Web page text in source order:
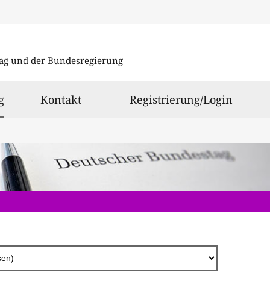
und der Bundesregierung
ausgewählt
Kontakt Registrierung/Login